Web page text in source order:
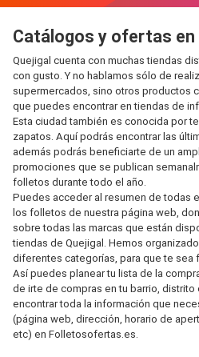
Catálogos y ofertas en
Quejigal cuenta con muchas tiendas
con gusto. Y no hablamos sólo de
supermercados, sino otros productos
que puedes encontrar en tiendas de
Esta ciudad también es conocida por
zapatos. Aquí podrás encontrar las
además podrás beneficiarte de un
promociones que se publican
folletos durante todo el año.
Puedes acceder al resumen de todas
los folletos de nuestra página web,
sobre todas las marcas que están
tiendas de Quejigal. Hemos
diferentes categorías, para que te sea
Así puedes planear tu lista de la
de irte de compras en tu barrio, distrito
encontrar toda la información que
(página web, dirección, horario de
etc) en Folletosofertas.es.